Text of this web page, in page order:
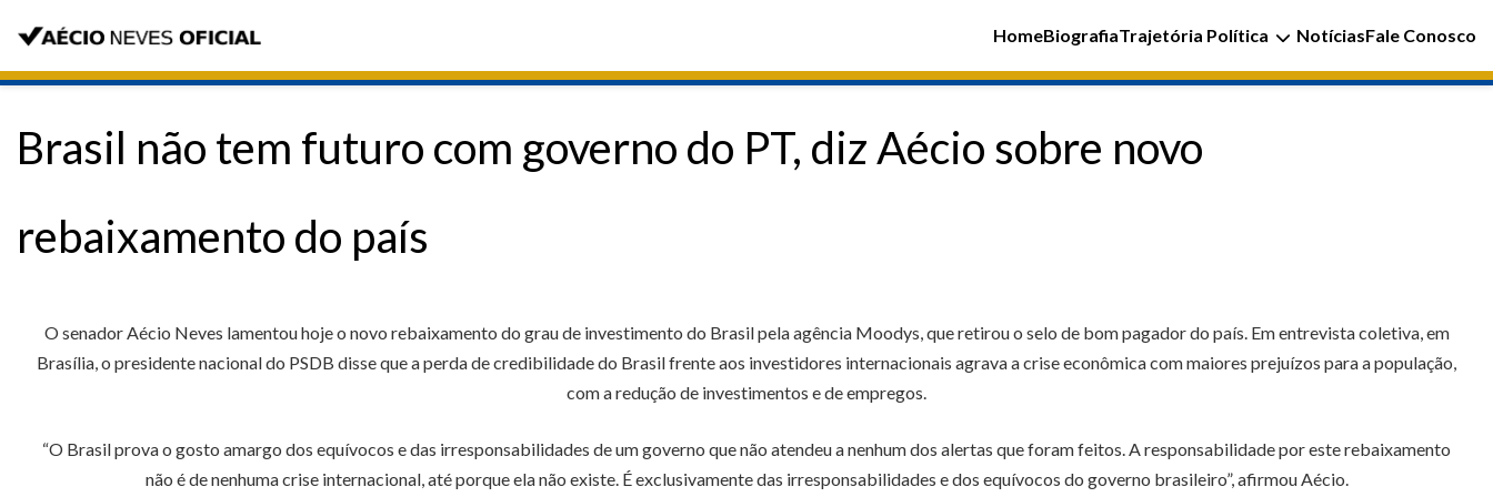
HomeBiografiaTrajetória Política NotíciasFale Conosco
Brasil não tem futuro com governo do PT, diz Aécio sobre novo
rebaixamento do país
O senador Aécio Neves lamentou hoje o novo rebaixamento do grau de investimento do Brasil pela agência Moodys, que retirou o selo de bom pagador do país. Em entrevista coletiva, em
Brasília, o presidente nacional do PSDB disse que a perda de credibilidade do Brasil frente aos investidores internacionais agrava a crise econômica com maiores prejuízos para a população,
com a redução de investimentos e de empregos.
“O Brasil prova o gosto amargo dos equívocos e das irresponsabilidades de um governo que não atendeu a nenhum dos alertas que foram feitos. A responsabilidade por este rebaixamento
não é de nenhuma crise internacional, até porque ela não existe. É exclusivamente das irresponsabilidades e dos equívocos do governo brasileiro”, afirmou Aécio.